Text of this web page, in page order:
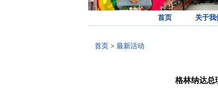
首页 关于我
首页 > 最新活动
格林纳达总